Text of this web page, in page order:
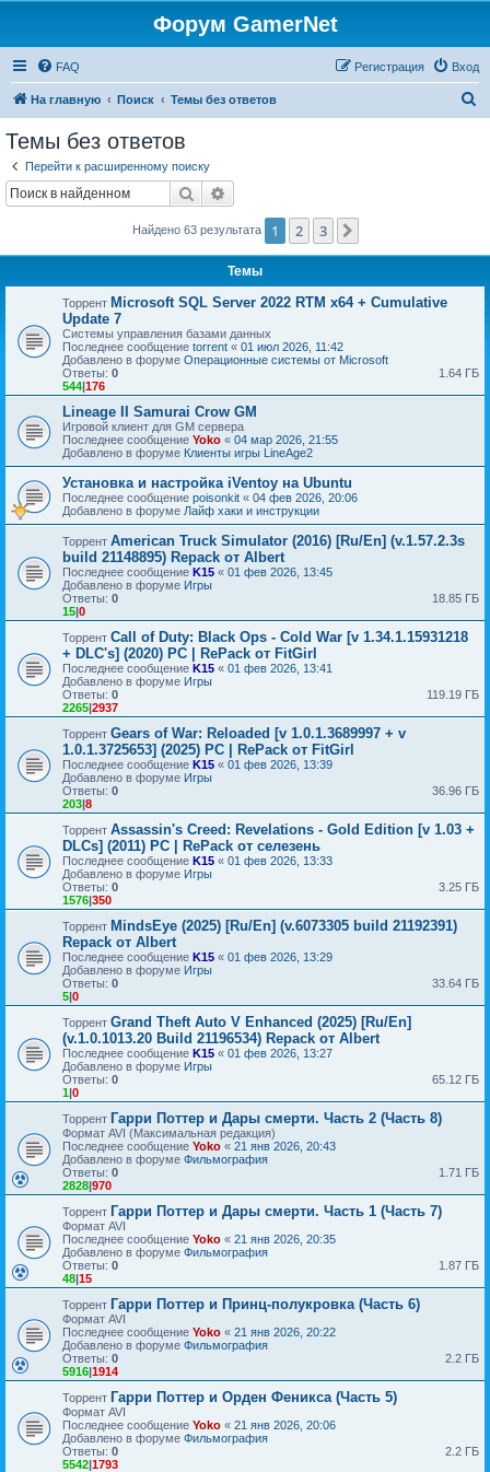
Форум GamerNet
FAQ Вход
Регистрация
На главную Поиск Темы без ответов
Темы без ответов
Перейти к расширенному поиску
Поиск
Найдено 63 результата 1 2 3
Темы
Торрент Microsoft SQL Server 2022 RTM x64 + Cumulative
Update 7
Системы управления базами данных
Последнее сообщение torrent « 01 июл 2026, 11:42
Добавлено в форуме Операционные системы от Microsoft
Ответы: 0
544|176
1.64 ГБ
Lineage II Samurai Crow GM
Игровой клиент для GM сервера
Последнее сообщение Yoko « 04 мар 2026, 21:55
Добавлено в форуме Клиенты игры LineAge2
Установка и настройка iVentoy на Ubuntu
Последнее сообщение poisonkit « 04 фев 2026, 20:06
Добавлено в форуме Лайф хаки и инструкции
Торрент American Truck Simulator (2016) [Ru/En] (v.1.57.2.3s
build 21148895) Repack от Albert
Последнее сообщение K15 « 01 фев 2026, 13:45
Добавлено в форуме Игры
Ответы: 0
15|0
18.85 ГБ
Торрент Call of Duty: Black Ops - Cold War [v 1.34.1.15931218
+ DLC's] (2020) PC | RePack от FitGirl
Последнее сообщение K15 « 01 фев 2026, 13:41
Добавлено в форуме Игры
Ответы: 0
2265|2937
119.19 ГБ
Торрент Gears of War: Reloaded [v 1.0.1.3689997 + v
1.0.1.3725653] (2025) PC | RePack от FitGirl
Последнее сообщение K15 « 01 фев 2026, 13:39
Добавлено в форуме Игры
Ответы: 0
203|8
36.96 ГБ
Торрент Assassin's Creed: Revelations - Gold Edition [v 1.03 +
DLCs] (2011) PC | RePack от селезень
Последнее сообщение K15 « 01 фев 2026, 13:33
Добавлено в форуме Игры
Ответы: 0
1576|350
3.25 ГБ
Торрент MindsEye (2025) [Ru/En] (v.6073305 build 21192391)
Repack от Albert
Последнее сообщение K15 « 01 фев 2026, 13:29
Добавлено в форуме Игры
Ответы: 0
5|0
33.64 ГБ
Торрент Grand Theft Auto V Enhanced (2025) [Ru/En]
(v.1.0.1013.20 Build 21196534) Repack от Albert
Последнее сообщение K15 « 01 фев 2026, 13:27
Добавлено в форуме Игры
Ответы: 0
1|0
65.12 ГБ
Торрент Гарри Поттер и Дары смерти. Часть 2 (Часть 8)
Формат AVI (Максимальная редакция)
Последнее сообщение Yoko « 21 янв 2026, 20:43
Добавлено в форуме Фильмография
Ответы: 0
2828|970
1.71 ГБ
Торрент Гарри Поттер и Дары смерти. Часть 1 (Часть 7)
Формат AVI
Последнее сообщение Yoko « 21 янв 2026, 20:35
Добавлено в форуме Фильмография
Ответы: 0
48|15
1.87 ГБ
Торрент Гарри Поттер и Принц-полукровка (Часть 6)
Формат AVI
Последнее сообщение Yoko « 21 янв 2026, 20:22
Добавлено в форуме Фильмография
Ответы: 0
5916|1914
2.2 ГБ
Торрент Гарри Поттер и Орден Феникса (Часть 5)
Формат AVI
Последнее сообщение Yoko « 21 янв 2026, 20:06
Добавлено в форуме Фильмография
Ответы: 0
5542|1793
2.2 ГБ